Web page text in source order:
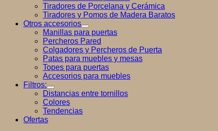
Tiradores de Porcelana y Cerámica
Tiradores y Pomos de Madera Baratos
Otros accesorios
Manillas para puertas
Percheros Pared
Colgadores y Percheros de Puerta
Patas para muebles y mesas
Topes para puertas
Accesorios para muebles
Filtros:
Distancias entre tornillos
Colores
Tendencias
Ofertas